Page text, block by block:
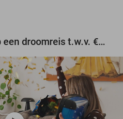
Maak gratis kans op een droomreis t.w.v. €3.000!